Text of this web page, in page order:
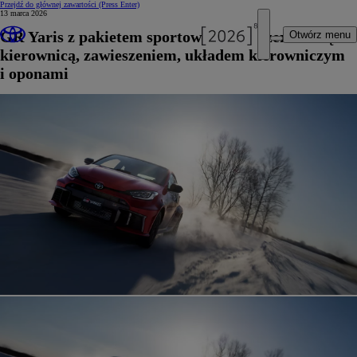
Przejdź do głównej zawartości (Press Enter)
Otwórz menu
13 marca 2026
GR Yaris z pakietem sportowych ulepszeń: nową
kierownicą, zawieszeniem, układem kierowniczym
i oponami